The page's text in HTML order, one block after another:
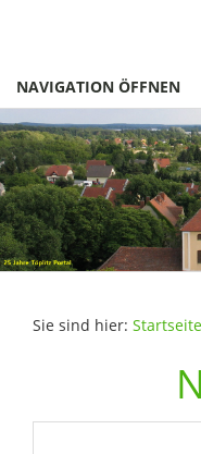
NAVIGATION ÖFFNEN
Sie sind hier: Startseite